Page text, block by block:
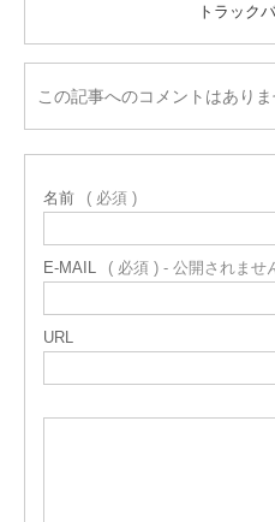
トラック
この記事へのコメントはありま
名前 ( 必須 )
E-MAIL ( 必須 ) - 公開されませ
URL